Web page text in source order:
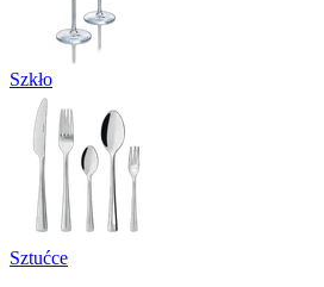
Szkło
Sztućce